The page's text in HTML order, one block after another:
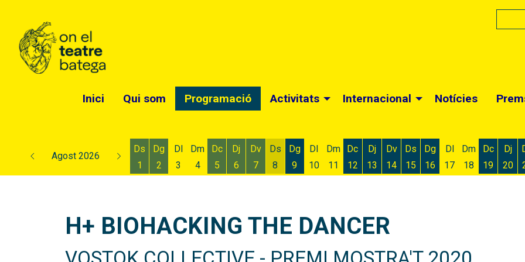
Inici Qui som Programació Activitats Internacional Notícies
Agost 2026
Ds
1
Dg
2
Dl
3
Dm
4
Dc
5
Dj
6
Dv
7
Ds
8
Dg
9
Dl
10
Dm
11
Dc
12
Dj
13
Dv
14
Ds
15
Dg
16
Dl
17
Dm
18
Dc
19
Dj
20
H+ BIOHACKING THE DANCER